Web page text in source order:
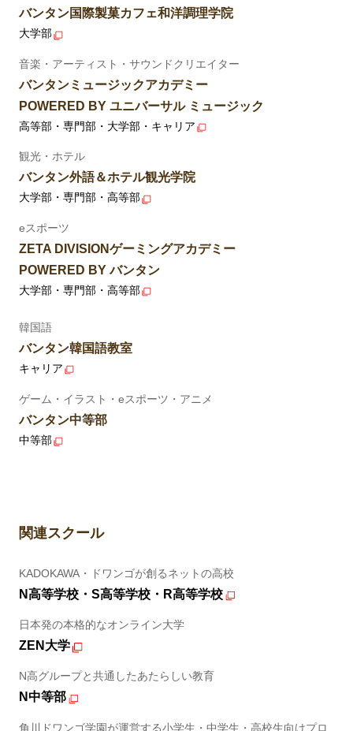
バンタン国際製菓カフェ和洋調理学院
大学部
音楽・アーティスト・サウンドクリエイター
バンタンミュージックアカデミー
POWERED BY ユニバーサル ミュージック
高等部・専門部・大学部・キャリア
観光・ホテル
バンタン外語＆ホテル観光学院
大学部・専門部・高等部
eスポーツ
ZETA DIVISIONゲーミングアカデミー
POWERED BY バンタン
大学部・専門部・高等部
韓国語
バンタン韓国語教室
キャリア
ゲーム・イラスト・eスポーツ・アニメ
バンタン中等部
中等部
関連スクール
KADOKAWA・ドワンゴが創るネットの高校
N高等学校・S高等学校・R高等学校
日本発の本格的なオンライン大学
ZEN大学
N高グループと共通したあたらしい教育
N中等部
角川ドワンゴ学園が運営する小学生・中学生・高校生向けプロ